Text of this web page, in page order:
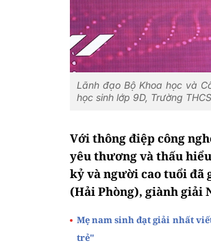
Lãnh đạo Bộ Khoa học và
học sinh lớp 9D, Trường
Với thông điệp công
yêu thương và thấu
kỷ và người cao tuổi đã
(Hải Phòng), giành giải
Mẹ nam sinh đạt giải nhất
trẻ"